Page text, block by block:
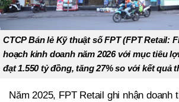
CTCP Bán lẻ Kỹ thuật số FPT (FPT Retail:
hoạch kinh doanh năm 2026 với mục tiêu
đạt 1.550 tỷ đồng, tăng 27% so với kết quả
Năm 2025, FPT Retail ghi nhận doanh